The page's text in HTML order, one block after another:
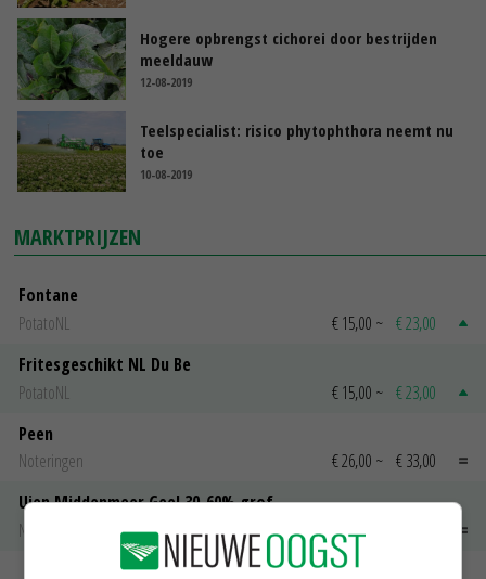
Hogere opbrengst cichorei door bestrijden
meeldauw
12-08-2019
Teelspecialist: risico phytophthora neemt nu
toe
10-08-2019
MARKTPRIJZEN
Fontane
PotatoNL
€ 15,00 ~ € 23,00
Fritesgeschikt NL Du Be
PotatoNL
€ 15,00 ~ € 23,00
Peen
Noteringen
€ 26,00 ~ € 33,00
Uien Middenmeer Geel 30-60% grof
Noteringen
€ 0,00